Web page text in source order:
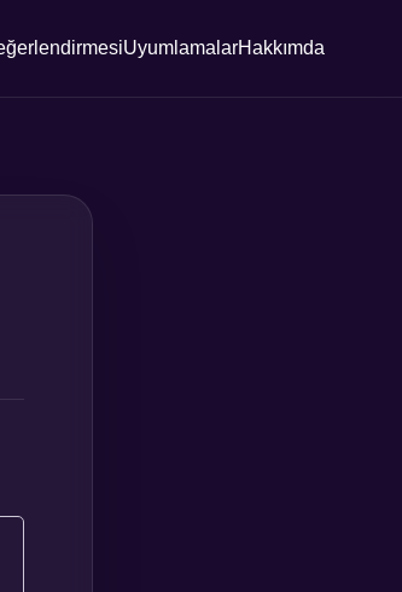
UyumlamalarHakkımda